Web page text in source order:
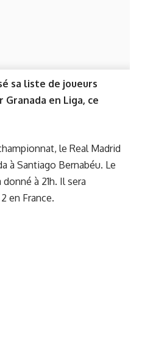
sa liste de joueurs
Granada en Liga, ce
le Real Madrid
à Santiago Bernabéu. Le
à 21h. Il sera
en France.